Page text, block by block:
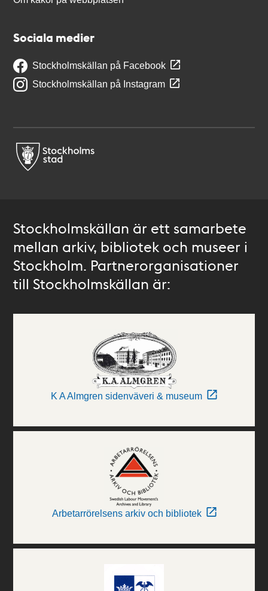
Sociala medier
Stockholmskällan på Facebook
Stockholmskällan på Instagram
Stockholmskällan är ett samarbete
mellan arkiv, bibliotek och museer i
Stockholm. Partnerorganisationer
till Stockholmskällan är:
K A Almgren sidenväveri & museum
Arbetarrörelsens arkiv och bibliotek